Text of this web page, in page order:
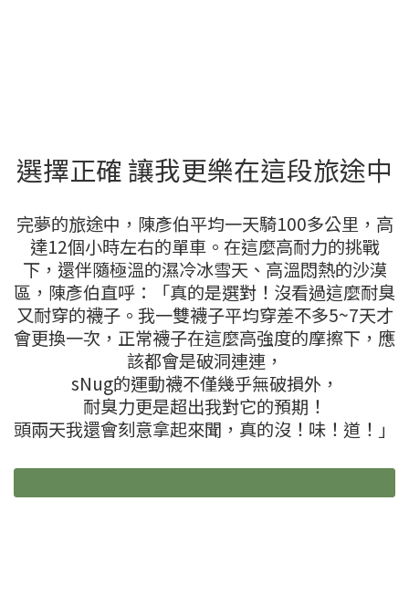
選擇正確 讓我更樂在這段旅途中
完夢的旅途中，陳彥伯平均一天騎100多公里，高
達12個小時左右的單車。在這麼高耐力的挑戰
下，還伴隨極溫的濕冷冰雪天、高溫悶熱的沙漠
區，陳彥伯直呼：「真的是選對！沒看過這麼耐臭
又耐穿的襪子。我一雙襪子平均穿差不多5~7天才
會更換一次，正常襪子在這麼高強度的摩擦下，應
該都會是破洞連連，
sNug的運動襪不僅幾乎無破損外，
耐臭力更是超出我對它的預期！
頭兩天我還會刻意拿起來聞，真的沒！味！道！」